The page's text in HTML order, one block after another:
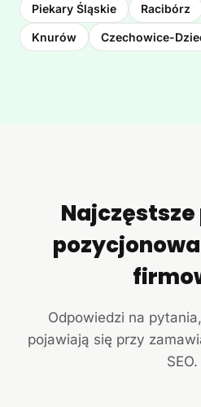
Piekary Śląskie Racibórz
Knurów Czechowice-
Odpowiedzi na
pojawiają się przy
SEO.